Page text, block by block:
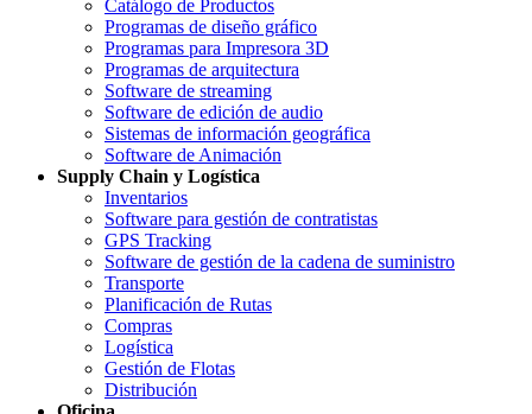
Catálogo de Productos
Programas de diseño gráfico
Programas para Impresora 3D
Programas de arquitectura
Software de streaming
Software de edición de audio
Sistemas de información geográfica
Software de Animación
Supply Chain y Logística
Inventarios
Software para gestión de contratistas
GPS Tracking
Software de gestión de la cadena de suministro
Transporte
Planificación de Rutas
Compras
Logística
Gestión de Flotas
Distribución